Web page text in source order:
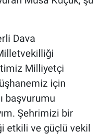
Dava
Milliyetçi
için
başvurumu
Şehrimizi bir
etkili ve güçlü vekil